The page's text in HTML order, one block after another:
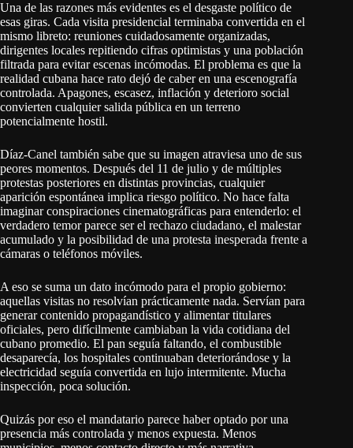
Una de las razones más evidentes es el desgaste político de
esas giras. Cada visita presidencial terminaba convertida en el
mismo libreto: reuniones cuidadosamente organizadas,
dirigentes locales repitiendo cifras optimistas y una población
filtrada para evitar escenas incómodas. El problema es que la
realidad cubana hace rato dejó de caber en una escenografía
controlada. Apagones, escasez, inflación y deterioro social
convierten cualquier salida pública en un terreno
potencialmente hostil.
Díaz-Canel también sabe que su imagen atraviesa uno de sus
peores momentos. Después del 11 de julio y de múltiples
protestas posteriores en distintas provincias, cualquier
aparición espontánea implica riesgo político. No hace falta
imaginar conspiraciones cinematográficas para entenderlo: el
verdadero temor parece ser el rechazo ciudadano, el malestar
acumulado y la posibilidad de una protesta inesperada frente a
cámaras o teléfonos móviles.
A eso se suma un dato incómodo para el propio gobierno:
aquellas visitas no resolvían prácticamente nada. Servían para
generar contenido propagandístico y alimentar titulares
oficiales, pero difícilmente cambiaban la vida cotidiana del
cubano promedio. El pan seguía faltando, el combustible
desaparecía, los hospitales continuaban deteriorándose y la
electricidad seguía convertida en lujo intermitente. Mucha
inspección, poca solución.
Quizás por eso el mandatario parece haber optado por una
presencia más controlada y menos expuesta. Menos